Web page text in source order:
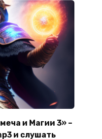
и Магии 3» –
и слушать